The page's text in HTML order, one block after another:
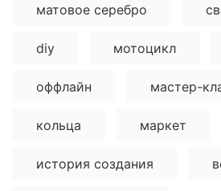
матовое серебро
diy мотоцикл
оффлайн мастер-
кольца маркет
история создания